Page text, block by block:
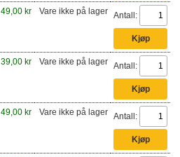
49,00 kr Vare ikke på lager Antall:
39,00 kr Vare ikke på lager Antall:
49,00 kr Vare ikke på lager Antall: